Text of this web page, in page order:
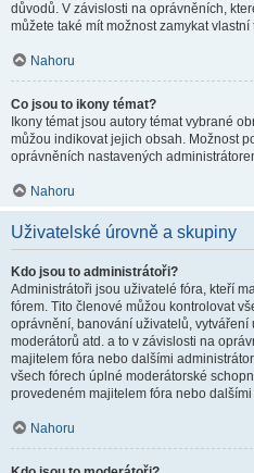
důvodů. V závislosti na oprávněních,
můžete také mít možnost zamykat vlastní
Nahoru
Co jsou to ikony témat?
Ikony témat jsou autory témat vybrané
můžou indikovat jejich obsah. Možnost
oprávněních nastavených
Nahoru
Uživatelské úrovně a skupiny
Kdo jsou to administrátoři?
Administrátoři jsou uživatelé fóra, kteří
fórem. Tito členové můžou kontrolovat
oprávnění, banování uživatelů,
moderátorů atd. a to v závislosti na
majitelem fóra nebo dalšími
všech fórech úplné moderátorské
provedeném majitelem fóra nebo
Nahoru